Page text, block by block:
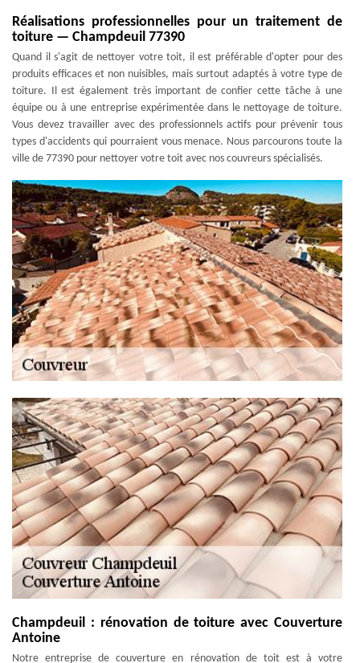
Réalisations professionnelles pour un traitement de
toiture — Champdeuil 77390
Quand il s'agit de nettoyer votre toit, il est préférable d'opter pour des
produits efficaces et non nuisibles, mais surtout adaptés à votre type de
toiture. Il est également très important de confier cette tâche à une
équipe ou à une entreprise expérimentée dans le nettoyage de toiture.
Vous devez travailler avec des professionnels actifs pour prévenir tous
types d'accidents qui pourraient vous menace. Nous parcourons toute la
ville de 77390 pour nettoyer votre toit avec nos couvreurs spécialisés.
Champdeuil : rénovation de toiture avec Couverture
Antoine
Notre entreprise de couverture en rénovation de toit est à votre